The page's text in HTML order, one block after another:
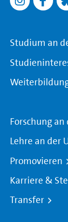
Studium an
Forschung an
Lehre an der
Promovieren
Karriere &
Transfer